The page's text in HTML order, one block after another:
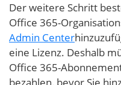
Der weitere Schritt
Office 365-
Admin Center
eine Lizenz. Deshalb
Office 365-